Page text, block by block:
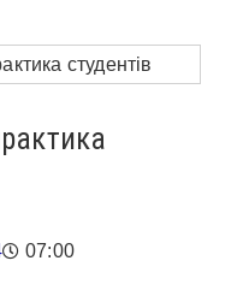
07:00